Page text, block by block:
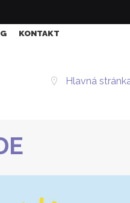
KONTAKT
Hlavná